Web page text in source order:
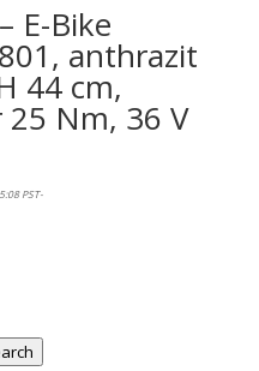
E-Bike
anthrazit
44 cm,
Nm, 36 V
PST-